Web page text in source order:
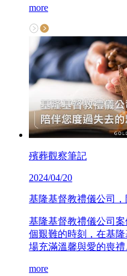
more
殯葬觀察筆記
2024/04/20
基隆基督教禮儀公司
基隆基督教禮儀公司
個艱難的時刻，在基
場充滿溫馨與愛的喪禮
more